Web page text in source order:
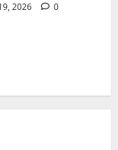
2026 0